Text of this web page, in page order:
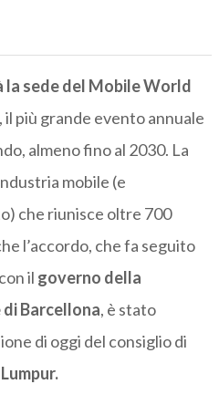
la sede del Mobile World
il più grande evento annuale
almeno fino al 2030. La
mobile (e
che riunisce oltre 700
l’accordo, che fa seguito
il governo della
Barcellona, è stato
di oggi del consiglio di